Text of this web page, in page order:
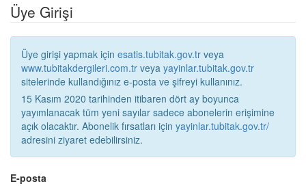
Üye Girişi
Üye girişi yapmak için esatis.tubitak.gov.tr veya
www.tubitakdergileri.com.tr veya yayinlar.tubitak.gov.tr
sitelerinde kullandığınız e-posta ve şifreyi kullanınız.
15 Kasım 2020 tarihinden itibaren dört ay boyunca
yayımlanacak tüm yeni sayılar sadece abonelerin erişimine
açık olacaktır. Abonelik fırsatları için yayinlar.tubitak.gov.tr/
adresini ziyaret edebilirsiniz.
E-posta